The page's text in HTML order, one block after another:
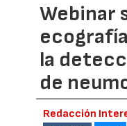
Webinar
la
de
Redacción